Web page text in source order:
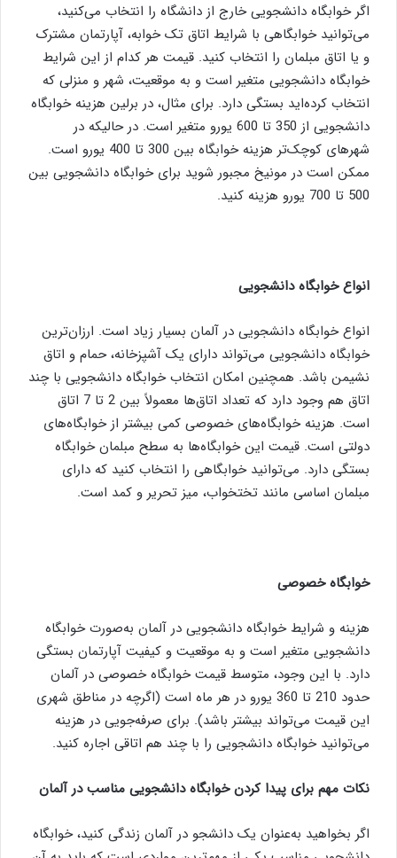
اگر خوابگاه دانشجویی خارج از دانشگاه را انتخاب می‌کنید،
می‌توانید خوابگاهی با شرایط اتاق تک خوابه، آپارتمان مشترک
و یا اتاق مبلمان را انتخاب کنید. قیمت هر کدام از این شرایط
خوابگاه دانشجویی متغیر است و به موقعیت، شهر و منزلی که
انتخاب کرده‌اید بستگی دارد. برای مثال، در برلین هزینه خوابگاه
دانشجویی از 350 تا 600 یورو متغیر است. در حالیکه در
شهرهای کوچک‌تر هزینه خوابگاه بین 300 تا 400 یورو است.
ممکن است در مونیخ مجبور شوید برای خوابگاه دانشجویی بین
500 تا 700 یورو هزینه کنید.
انواع خوابگاه دانشجویی
انواع خوابگاه دانشجویی در آلمان بسیار زیاد است. ارزان‌ترین
خوابگاه دانشجویی می‌تواند دارای یک آشپزخانه، حمام و اتاق
نشیمن باشد. همچنین امکان انتخاب خوابگاه دانشجویی با چند
اتاق هم وجود دارد که تعداد اتاق‌ها معمولاً بین 2 تا 7 اتاق
است. هزینه خوابگاه‌های خصوصی کمی بیشتر از خوابگاه‌های
دولتی است. قیمت این خوابگاه‌ها به سطح مبلمان خوابگاه
بستگی دارد. می‌توانید خوابگاهی را انتخاب کنید که دارای
مبلمان اساسی مانند تختخواب، میز تحریر و کمد است.
خوابگاه خصوصی
هزینه و شرایط خوابگاه دانشجویی در آلمان به‌صورت خوابگاه
دانشجویی متغیر است و به موقعیت و کیفیت آپارتمان بستگی
دارد. با این وجود، متوسط قیمت خوابگاه خصوصی در آلمان
حدود 210 تا 360 یورو در هر ماه است (اگرچه در مناطق شهری
این قیمت می‌تواند بیشتر باشد). برای صرفه‌جویی در هزینه
می‌توانید خوابگاه دانشجویی را با چند هم اتاقی اجاره کنید.
نکات مهم برای پیدا کردن خوابگاه دانشجویی مناسب در آلمان
اگر بخواهید به‌عنوان یک دانشجو در آلمان زندگی کنید، خوابگاه